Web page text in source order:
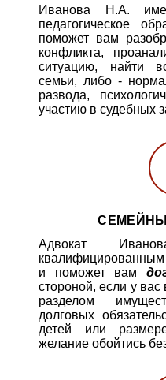
Иванова Н.А.
педагогическое
поможет вам
конфликта,
ситуацию, найти
семьи, либо -
развода,
участию в судебных
Адвокат
и поможет вам
стороной, если у вас
разделом
долговых
детей или
желание обойтись